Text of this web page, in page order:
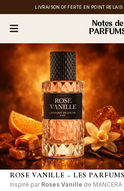
LIVRAISON OFFERTE EN POINT RELAIS
ROSE VANILLE – LES
Inspiré par Roses Vanille de MANCERA